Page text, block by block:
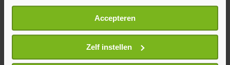
Als u het toestaat, willen we ook graag:
Informatie verzamelen over uw geografische
locatie, die tot een paar meter nauwkeurig kan zijn
Uw apparaat identificeren door het actief te
scannen op specifieke eigenschappen (fingerprinting)
Accepteren
Zelf instellen